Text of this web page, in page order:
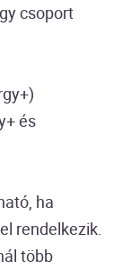
csoport
és
ha
rendelkezik.
több